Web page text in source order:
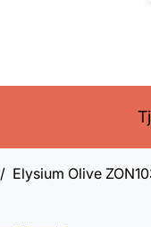
Elysium Olive